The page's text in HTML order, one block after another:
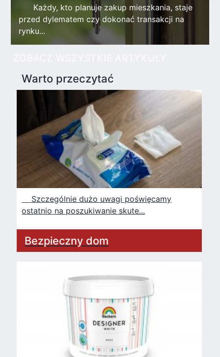
Każdy, kto planuje zakup mieszkania, staje
przed dylematem czy dokonać transakcji na
rynku...
Warto przeczytać
Szczególnie dużo uwagi poświęcamy
ostatnio na poszukiwanie skute...
Bezpieczny dom